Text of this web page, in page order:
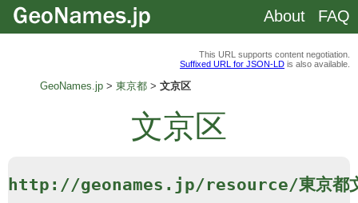
This URL supports content negotiation.
Suffixed URL for JSON-LD is also available.
GeoNames.jp 東京都 文京区
文京区
http://geonames.jp/resource/東京都
About FAQ